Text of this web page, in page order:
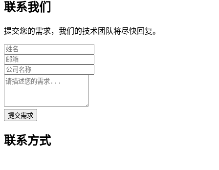
联系我们
提交您的需求，我们的技术团队将尽快回复。
提交需求
联系方式